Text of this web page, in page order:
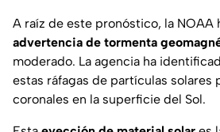
A raíz de este pronóstico, la NOAA
advertencia de tormenta
moderado. La agencia ha
estas ráfagas de partículas solares
coronales en la superficie del Sol.